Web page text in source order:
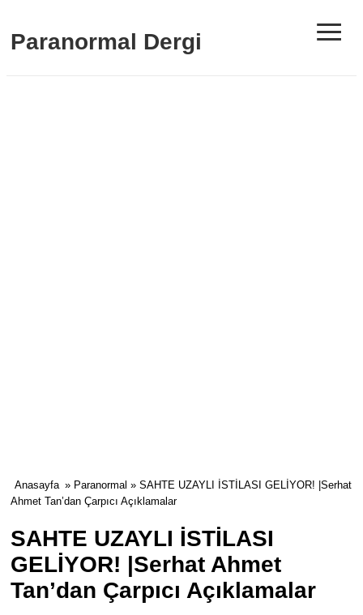
Paranormal Dergi ≡
Anasayfa » Paranormal » SAHTE UZAYLI İSTİLASI GELİYOR! |Serhat
Ahmet Tan’dan Çarpıcı Açıklamalar
SAHTE UZAYLI İSTİLASI
GELİYOR! |Serhat Ahmet
Tan’dan Çarpıcı Açıklamalar